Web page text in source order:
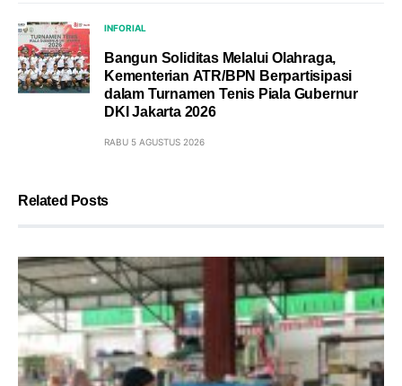
INFORIAL
Bangun Soliditas Melalui Olahraga,
Kementerian ATR/BPN Berpartisipasi
dalam Turnamen Tenis Piala Gubernur
DKI Jakarta 2026
RABU 5 AGUSTUS 2026
Related Posts